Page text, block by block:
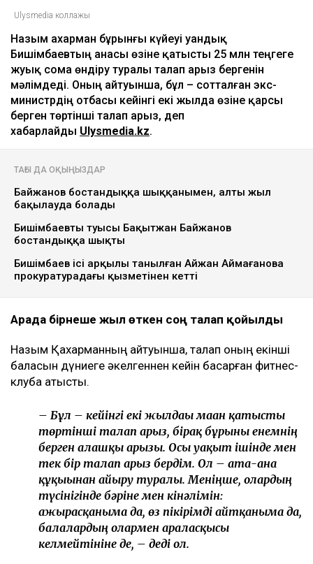
Ulysmedia коллажы
Назым Қахарман бұрынғы күйеуі Қуандық
Бишімбаевтың анасы өзіне қатысты 25 млн теңгеге
жуық сома өндіру туралы талап арыз бергенін
мәлімдеді. Оның айтуынша, бұл – сотталған экс-
министрдің отбасы кейінгі екі жылда өзіне қарсы
берген төртінші талап арыз, деп
хабарлайды Ulysmedia.kz.
ТАҒЫ ДА ОҚЫҢЫЗДАР
Байжанов бостандыққа шыққанымен, алты жыл
бақылауда болады
Бишімбаевтың туысы Бақытжан Байжанов
бостандыққа шықты
Бишімбаев ісі арқылы танылған Айжан Аймағанова
прокуратурадағы қызметінен кетті
Арада бірнеше жыл өткен соң талап қойылды
Назым Қахарманның айтуынша, талап оның екінші
баласын дүниеге әкелгеннен кейін басқарған фитнес-
клубқа қатысты.
– Бұл – кейінгі екі жылдағы маған қатысты
төртінші талап арыз, бірақ бұрынғы енемнің
берген алғашқы арызы. Осы уақыт ішінде мен
тек бір талап арыз бердім. Ол – ата-ана
құқығынан айыру туралы. Меніңше, олардың
түсінігінде бәріне мен кінәлімін:
ажырасқаныма да, өз пікірімді айтқаныма да,
балалардың олармен араласқысы
келмейтініне де, – деді ол.